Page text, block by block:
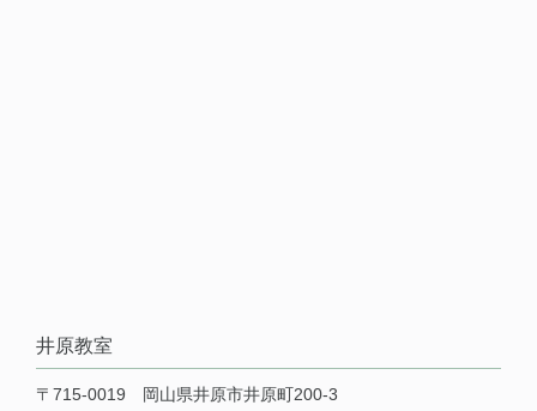
井原教室
〒715-0019 岡山県井原市井原町200-3